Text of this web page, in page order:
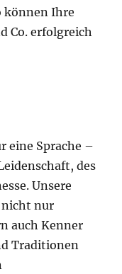
können Ihre
Co. erfolgreich
eine Sprache –
des
Unsere
nicht nur
auch Kenner
Traditionen